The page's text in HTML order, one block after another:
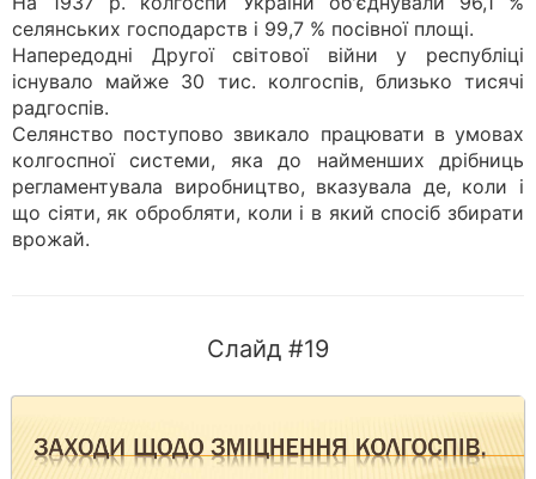
селянських господарств і 99,7 % посівної площі.
Напередодні Другої світової війни у республіці
існувало майже 30 тис. колгоспів, близько тисячі
радгоспів.
Селянство поступово звикало працювати в умовах
колгоспної системи, яка до найменших дрібниць
регламентувала виробництво, вказувала де, коли і
що сіяти, як обробляти, коли і в який спосіб збирати
врожай.
Слайд #19